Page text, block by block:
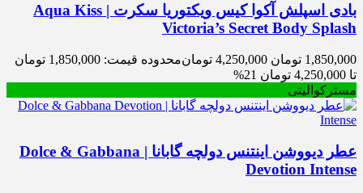
بادی اسپلش آکوا کیس ویکتوریا سکرت | Aqua Kiss
Victoria’s Secret Body Splash
1,850,000 تومان 4,250,000 تومان
محدوده قیمت: 1,850,000 تومان
تا 4,250,000 تومان
21%
مسترکوالیتی
عطر دیووشن اینتنس دولچه گابانا | Dolce & Gabbana
Devotion Intense